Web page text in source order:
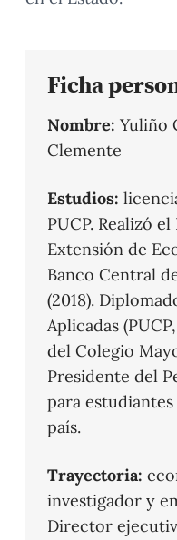
Ficha
Nombre: Yuliño
Clemente
Estudios:
PUCP. Realizó
Extensión de
Banco Central
(2018).
Aplicadas
del Colegio
Presidente del
para
país.
Trayectoria:
investigador y
Director